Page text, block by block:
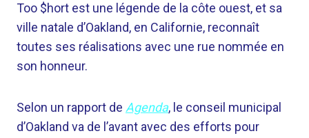
Too $hort est une légende de la côte ouest, et sa
ville natale d’Oakland, en Californie, reconnaît
toutes ses réalisations avec une rue nommée en
son honneur.
Selon un rapport de Agenda, le conseil municipal
d’Oakland va de l’avant avec des efforts pour